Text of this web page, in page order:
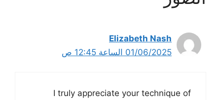
Elizabeth Nash
01/06/2025 الساعة 12:45 ص
I truly appreciate your technique of